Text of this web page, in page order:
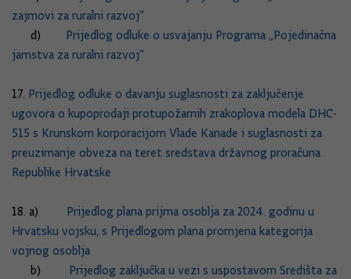
zajmovi za ruralni razvoj“
d) Prijedlog odluke o usvajanju Programa „Pojedinačna
jamstva za ruralni razvoj“
17. Prijedlog odluke o davanju suglasnosti za zaključenje
ugovora o kupoprodaji protupožarnih zrakoplova modela DHC-
515 s Krunskom korporacijom Vlade Kanade i suglasnosti za
preuzimanje obveza na teret sredstava državnog proračuna
Republike Hrvatske
18. a) Prijedlog plana prijma osoblja za 2024. godinu u
Hrvatsku vojsku, s Prijedlogom plana promjena kategorija
vojnog osoblja
b) Prijedlog zaključka u vezi s uspostavom Središta za